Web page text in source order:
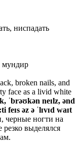
ниспадать
мундир
broken nails, and
face as a livid white
ˈbrəʊkən neɪlz, ənd
əz ə ˈlɪvɪd waɪt
черные ногти на
выделялся